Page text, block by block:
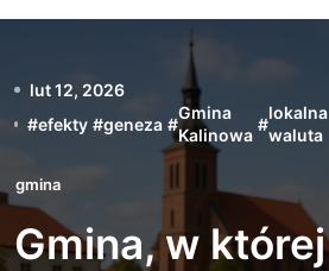
lut 12, 2026
#efekty #geneza #
Gmina
Kalinowa
#
lokalna
waluta
gmina
Gmina, w której